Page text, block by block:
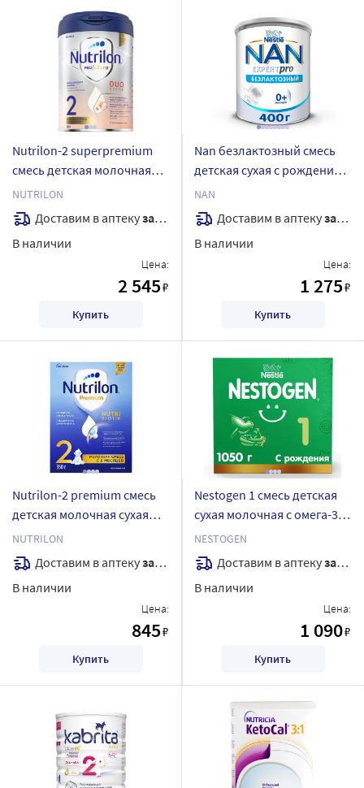
Nutrilon-2 superpremium
смесь детская молочная
сухая адаптированная 800
гр
NUTRILON
Доставим в аптекузавтра
В наличии
Цена:
2 545₽
Купить
Nan безлактозный смесь
детская сухая с рождения
400 гр
NAN
Доставим в аптекузавтра
В наличии
Цена:
1 275₽
Купить
Nutrilon-2 premium смесь
детская молочная сухая
адаптированная 350 гр
NUTRILON
Доставим в аптекузавтра
В наличии
Цена:
845₽
Купить
Nestogen 1 смесь детская
сухая молочная с омега-3
пнжк и лактобактериями
3х350 гр
NESTOGEN
Доставим в аптекузавтра
В наличии
Цена:
1 090₽
Купить